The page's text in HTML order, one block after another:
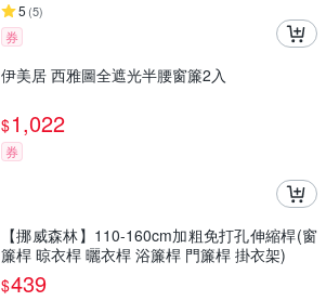
5 (5)
券
伊美居 西雅圖全遮光半腰窗簾2入
$1,022
券
【挪威森林】110-160cm加粗免打孔伸縮桿(窗
簾桿 晾衣桿 曬衣桿 浴簾桿 門簾桿 掛衣架)
$439